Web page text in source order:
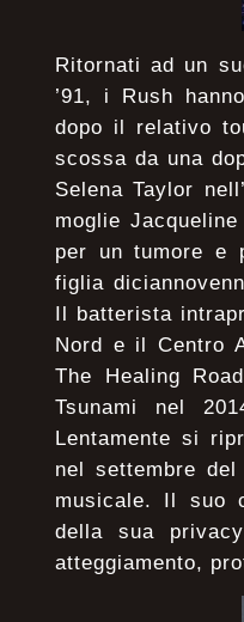
Ritornati ad un
’91, i Rush
dopo il relativo
scossa da una
Selena Taylor
moglie
per un tumore e
figlia
Il batterista
Nord e il Centro
The Healing
Tsunami nel
Lentamente si
nel settembre
musicale. Il suo
della sua
atteggiamento,